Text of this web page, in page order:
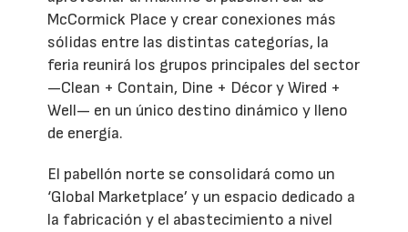
McCormick Place y crear conexiones más
sólidas entre las distintas categorías, la
feria reunirá los grupos principales del sector
—Clean + Contain, Dine + Décor y Wired +
Well— en un único destino dinámico y lleno
de energía.
El pabellón norte se consolidará como un
‘Global Marketplace’ y un espacio dedicado a
la fabricación y el abastecimiento a nivel